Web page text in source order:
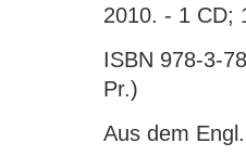
2010. - 1 CD;
ISBN 978-3-
Pr.)
Aus dem